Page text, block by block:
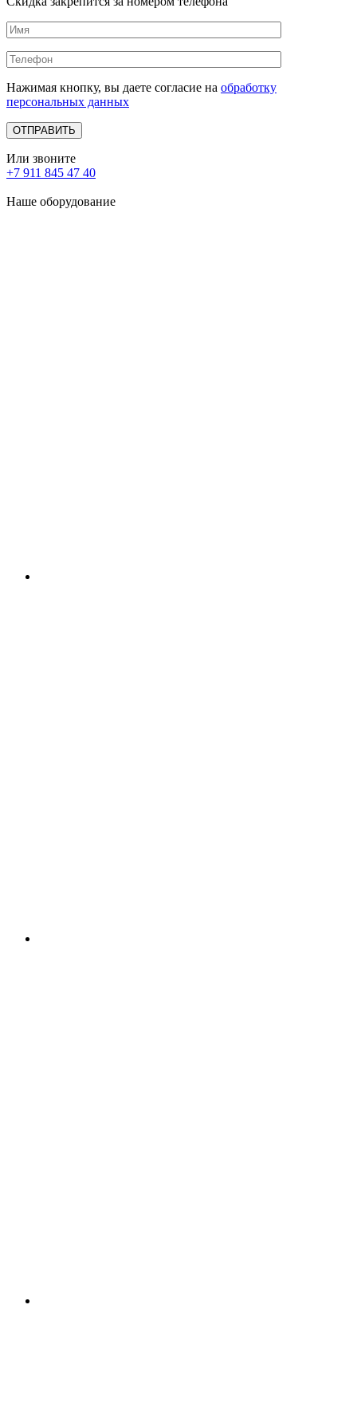
Нажимая кнопку, вы даете согласие на обработку
персональных данных
Или звоните
+7 911 845 47 40
Наше оборудование